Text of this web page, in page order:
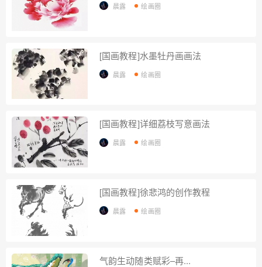
晨露 绘画圈
[国画教程]水墨牡丹画画法
晨露 绘画圈
[国画教程]详细荔枝写意画法
晨露 绘画圈
[国画教程]徐悲鸿的创作教程
晨露 绘画圈
气韵生动随类赋彩–再...